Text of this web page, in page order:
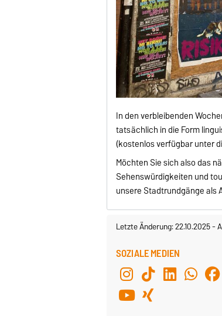
In den verbleibenden
tatsächlich in die Form
(kostenlos verfügbar unter
Möchten Sie sich also das
Sehenswürdigkeiten und
unsere Stadtrundgänge als
Letzte Änderung: 22.10.2025-
SOZIALE MEDIEN